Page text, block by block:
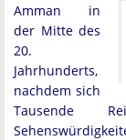
Amman in
der Mitte des
20.
Jahrhunderts,
nachdem sich
Tausende